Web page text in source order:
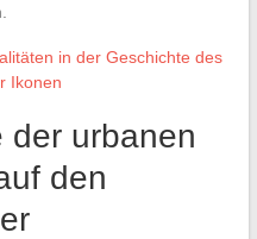
in der Geschichte des
Ikonen
der urbanen
den